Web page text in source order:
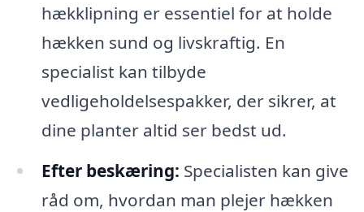
hækklipning er essentiel for at holde
hækken sund og livskraftig. En
specialist kan tilbyde
vedligeholdelsespakker, der sikrer, at
dine planter altid ser bedst ud.
Efter beskæring: Specialisten kan give
råd om, hvordan man plejer hækken